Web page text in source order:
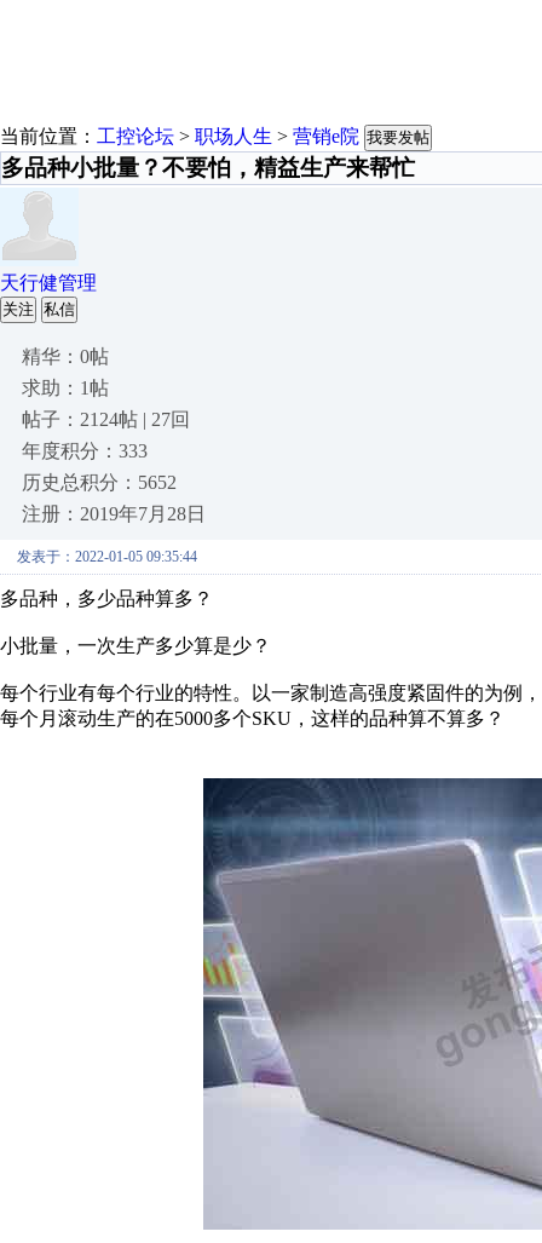
当前位置： 工控论坛 > 职场人生 > 营销e院 我要发帖
多品种小批量？不要怕，精益生产来帮忙
天行健管理
关注 私信
精华：0帖
求助：1帖
帖子：2124帖 | 27回
年度积分：333
历史总积分：5652
注册：2019年7月28日
发表于：2022-01-05 09:35:44
多品种，多少品种算多？
小批量，一次生产多少算是少？
每个行业有每个行业的特性。以一家制造高强度紧固件的为例
每个月滚动生产的在5000多个SKU，这样的品种算不算多？